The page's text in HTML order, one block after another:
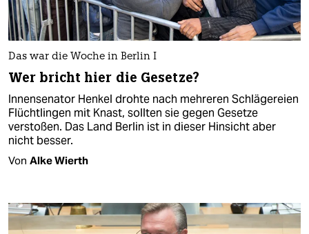
Das war die Woche in Berlin I
Wer bricht hier die Gesetze?
Innensenator Henkel drohte nach mehreren Schlägereien
Flüchtlingen mit Knast, sollten sie gegen Gesetze
verstoßen. Das Land Berlin ist in dieser Hinsicht aber
nicht besser.
Von Alke Wierth